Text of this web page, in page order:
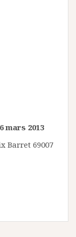
mars 2013
Barret 69007